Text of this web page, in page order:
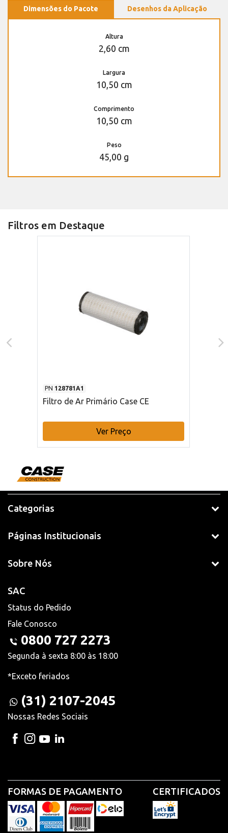
Dimensões do Pacote Desenhos da Aplicação
Altura
2,60 cm
Largura
10,50 cm
Comprimento
10,50 cm
Peso
45,00 g
Filtros em Destaque
PN 128781A1
Filtro de Ar Primário Case CE
Ver Preço
Categorias
Páginas Institucionais
Sobre Nós
SAC
Status do Pedido
Fale Conosco
0800 727 2273
Segunda à sexta 8:00 às 18:00
*Exceto feriados
(31) 2107-2045
Nossas Redes Sociais
FORMAS DE PAGAMENTO CERTIFICADOS